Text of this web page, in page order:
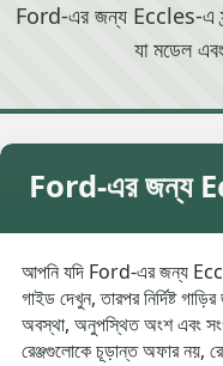
Ford-এর জন্য Eccles-এ
যা মডেল
Ford-এর জন্য
আপনি যদি Ford-এর জন্য
গাইড দেখুন, তারপর নির্দিষ্ট
অবস্থা, অনুপস্থিত অংশ এবং
রেঞ্জগুলোকে চূড়ান্ত অফার নয়,